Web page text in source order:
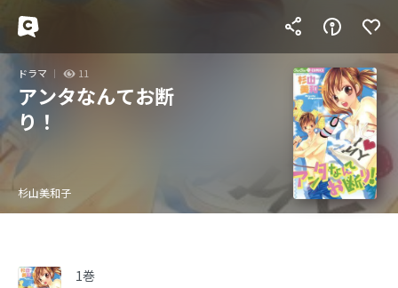
ドラマ 11
アンタなんてお断
り！
杉山美和子
1巻